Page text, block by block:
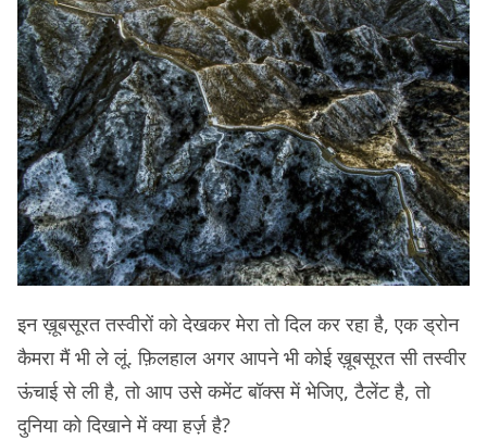
इन ख़ूबसूरत तस्वीरों को देखकर मेरा तो दिल कर रहा है, एक ड्रोन
कैमरा मैं भी ले लूं. फ़िलहाल अगर आपने भी कोई ख़ूबसूरत सी तस्वीर
ऊंचाई से ली है, तो आप उसे कमेंट बॉक्स में भेजिए, टैलेंट है, तो
दुनिया को दिखाने में क्या हर्ज़ है?